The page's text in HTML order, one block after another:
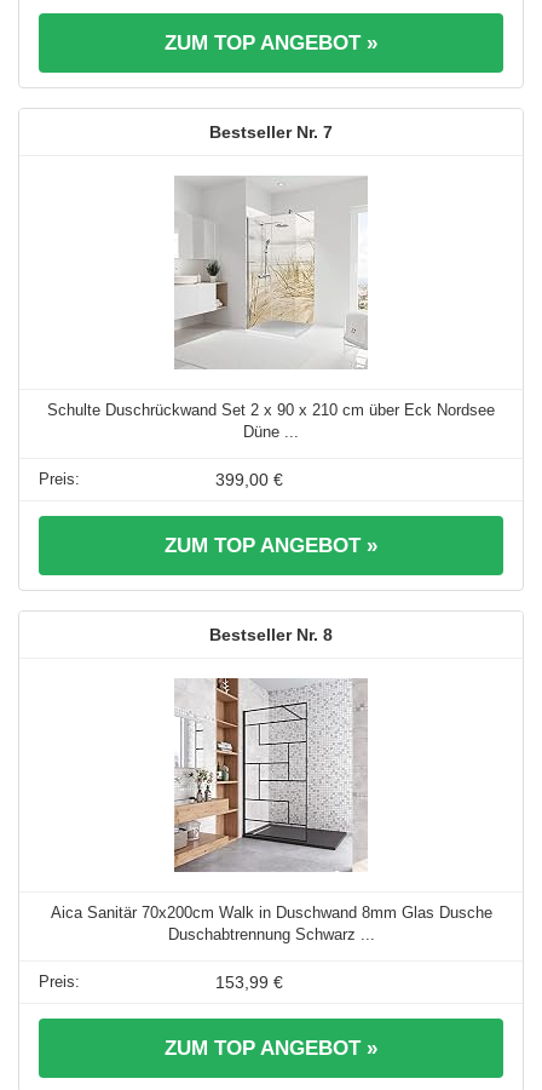
ZUM TOP ANGEBOT »
7
Schulte Duschrückwand Set 2 x 90 x 210 cm über Eck Nordsee
Düne ...
399,00 €
ZUM TOP ANGEBOT »
8
Aica Sanitär 70x200cm Walk in Duschwand 8mm Glas Dusche
Duschabtrennung Schwarz ...
153,99 €
ZUM TOP ANGEBOT »